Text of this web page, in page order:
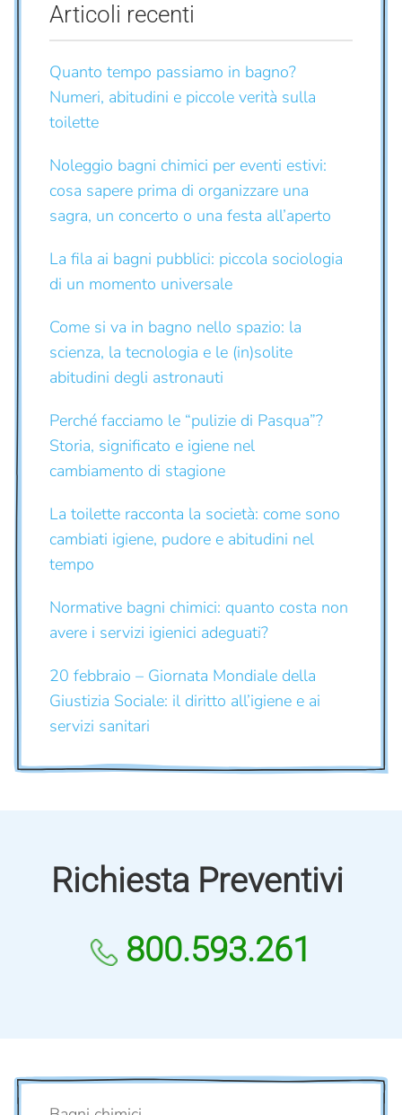
Articoli recenti
Quanto tempo passiamo in bagno?
Numeri, abitudini e piccole verità sulla
toilette
Noleggio bagni chimici per eventi estivi:
cosa sapere prima di organizzare una
sagra, un concerto o una festa all’aperto
La fila ai bagni pubblici: piccola sociologia
di un momento universale
Come si va in bagno nello spazio: la
scienza, la tecnologia e le (in)solite
abitudini degli astronauti
Perché facciamo le “pulizie di Pasqua”?
Storia, significato e igiene nel
cambiamento di stagione
La toilette racconta la società: come sono
cambiati igiene, pudore e abitudini nel
tempo
Normative bagni chimici: quanto costa non
avere i servizi igienici adeguati?
20 febbraio – Giornata Mondiale della
Giustizia Sociale: il diritto all’igiene e ai
servizi sanitari
Richiesta Preventivi
800.593.261